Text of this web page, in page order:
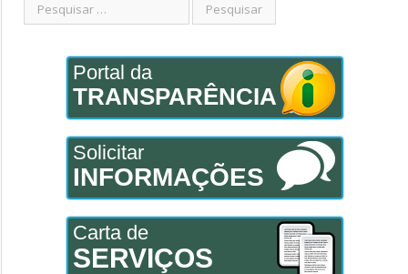
Portal da
TRANSPARÊNCIA
Solicitar
INFORMAÇÕES
Carta de
SERVIÇOS